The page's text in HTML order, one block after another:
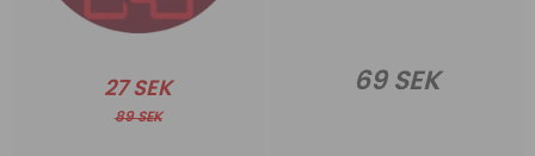
27 SEK
89 SEK
69 SEK